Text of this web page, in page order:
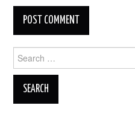
for: